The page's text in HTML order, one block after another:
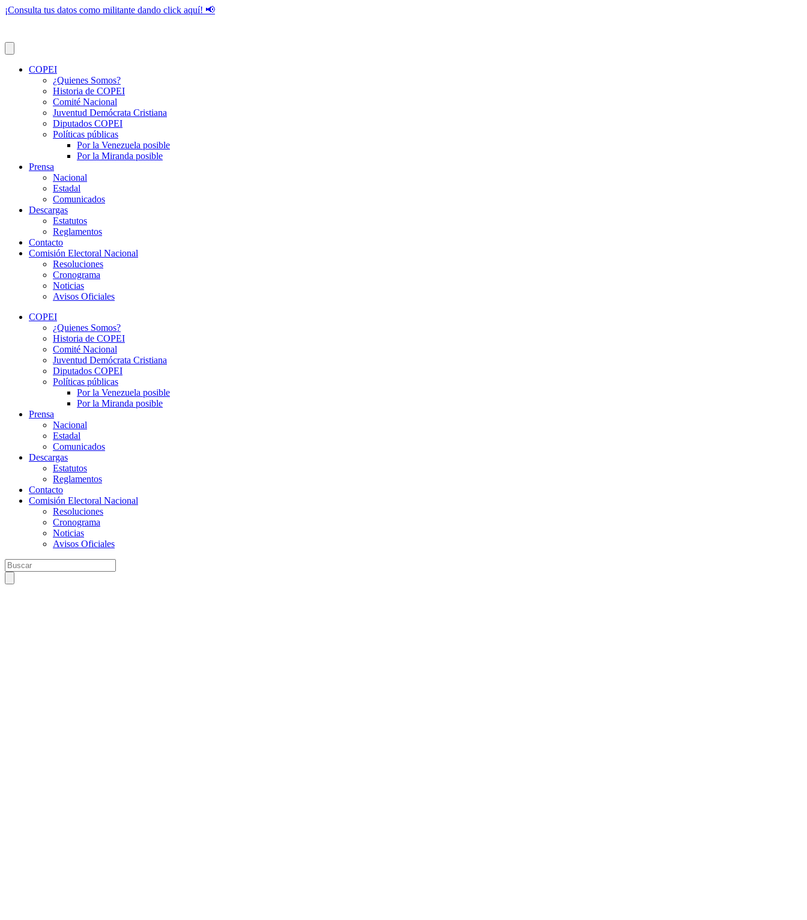
¡Consulta tus datos como militante dando click aquí! 📢
COPEI
¿Quienes Somos?
Historia de COPEI
Comité Nacional
Juventud Demócrata Cristiana
Diputados COPEI
Políticas públicas
Por la Venezuela posible
Por la Miranda posible
Prensa
Nacional
Estadal
Comunicados
Descargas
Estatutos
Reglamentos
Contacto
Comisión Electoral Nacional
Resoluciones
Cronograma
Noticias
Avisos Oficiales
COPEI
¿Quienes Somos?
Historia de COPEI
Comité Nacional
Juventud Demócrata Cristiana
Diputados COPEI
Políticas públicas
Por la Venezuela posible
Por la Miranda posible
Prensa
Nacional
Estadal
Comunicados
Descargas
Estatutos
Reglamentos
Contacto
Comisión Electoral Nacional
Resoluciones
Cronograma
Noticias
Avisos Oficiales